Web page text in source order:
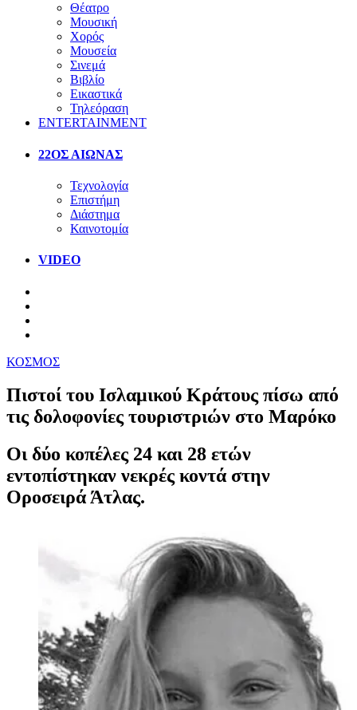
Θέατρο
Μουσική
Χορός
Μουσεία
Σινεμά
Βιβλίο
Εικαστικά
Τηλεόραση
ENTERTAINMENT
22ΟΣ ΑΙΩΝΑΣ
Τεχνολογία
Επιστήμη
Διάστημα
Καινοτομία
VIDEO
ΚΟΣΜΟΣ
Πιστοί του Ισλαμικού Κράτους πίσω από
τις δολοφονίες τουριστριών στο Μαρόκο
Οι δύο κοπέλες 24 και 28 ετών
εντοπίστηκαν νεκρές κοντά στην
Οροσειρά Άτλας.